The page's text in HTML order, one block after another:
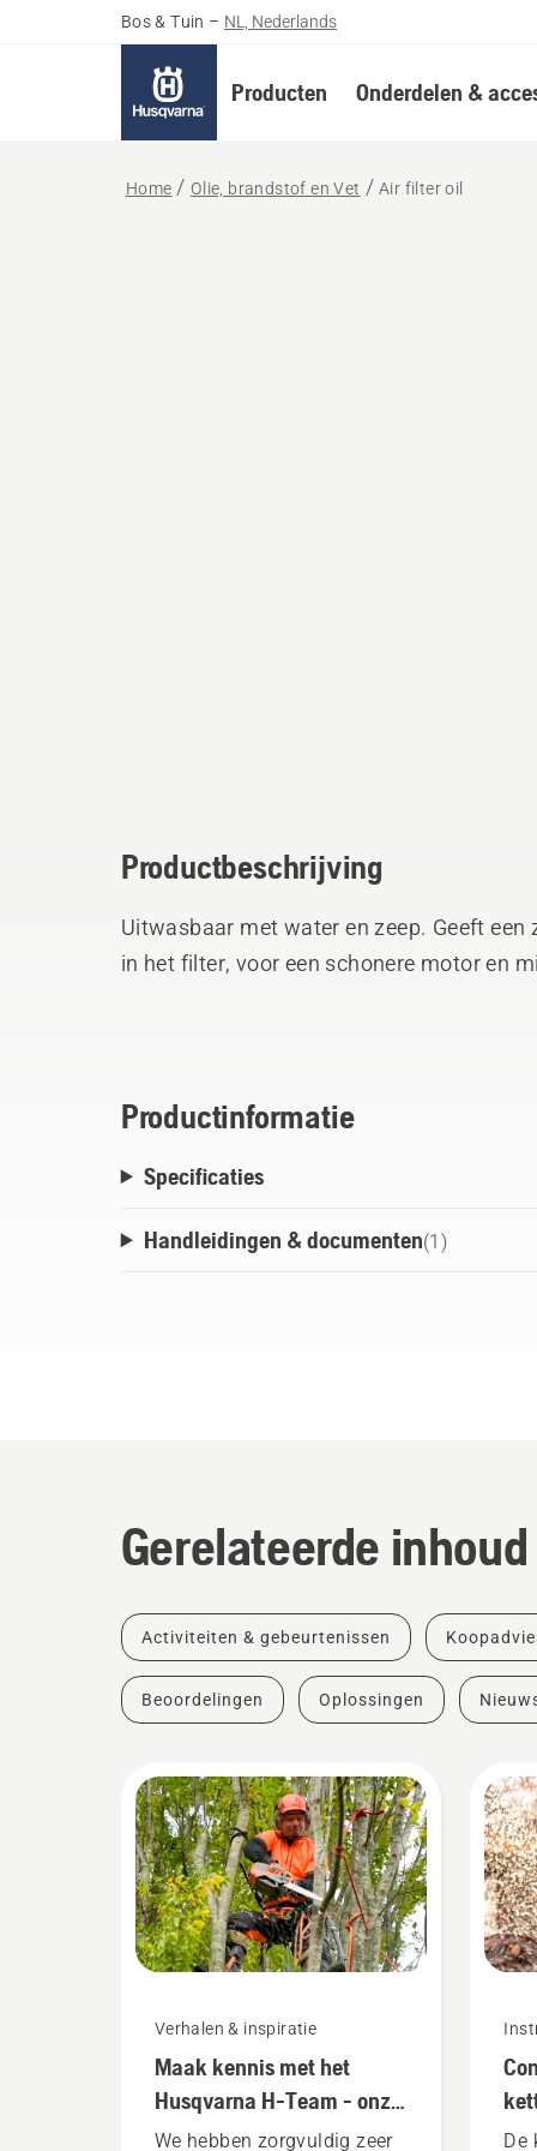
Bos & Tuin – NL, Nederlands
Producten Onderdelen &
Home Olie, brandstof en Vet Air filter oil
Productbeschrijving
Uitwasbaar met water en zeep. Geeft
in het filter, voor een schonere motor en
Productinformatie
Specificaties
Handleidingen & documenten(1 )
Gerelateerde inhoud
Activiteiten & gebeurtenissen
Beoordelingen Oplossingen
Verhalen & inspiratie
Maak kennis met het
Husqvarna H-Team - onze
meest veeleisende
We hebben zorgvuldig zeer
De